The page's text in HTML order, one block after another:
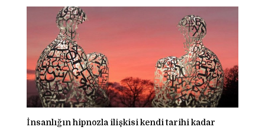
İnsanlığın hipnozla ilişkisi kendi tarihi kadar